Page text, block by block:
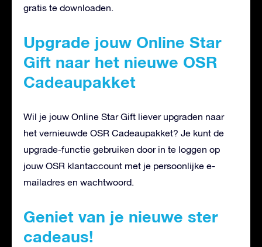
gratis te downloaden.
Upgrade jouw Online Star
Gift naar het nieuwe OSR
Cadeaupakket
Wil je jouw Online Star Gift liever upgraden naar
het vernieuwde OSR Cadeaupakket? Je kunt de
upgrade-functie gebruiken door in te loggen op
jouw OSR klantaccount met je persoonlijke e-
mailadres en wachtwoord.
Geniet van je nieuwe ster
cadeaus!